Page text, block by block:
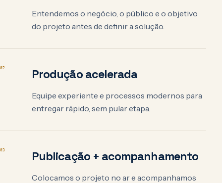
Entendemos o negócio, o público e o objetivo
do projeto antes de definir a solução.
02 Produção acelerada
Equipe experiente e processos modernos para
entregar rápido, sem pular etapa.
03 Publicação + acompanhamento
Colocamos o projeto no ar e acompanhamos